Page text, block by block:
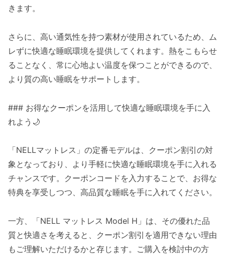
きます。
さらに、高い通気性を持つ素材が使用されているため、ム
レずに快適な睡眠環境を提供してくれます。熱をこもらせ
ることなく、常に心地よい温度を保つことができるので、
より質の高い睡眠をサポートします。
### お得なクーポンを活用して快適な睡眠環境を手に入
れよう🌙
「NELLマットレス」の定番モデルは、クーポン割引の対
象となっており、より手軽に快適な睡眠環境を手に入れる
チャンスです。クーポンコードを入力することで、お得な
特典を享受しつつ、高品質な睡眠を手に入れてください。
一方、「NELL マットレス Model H」は、その優れた品
質と快適さを考えると、クーポン割引を適用できない理由
もご理解いただけるかと存じます。ご購入を検討中の方